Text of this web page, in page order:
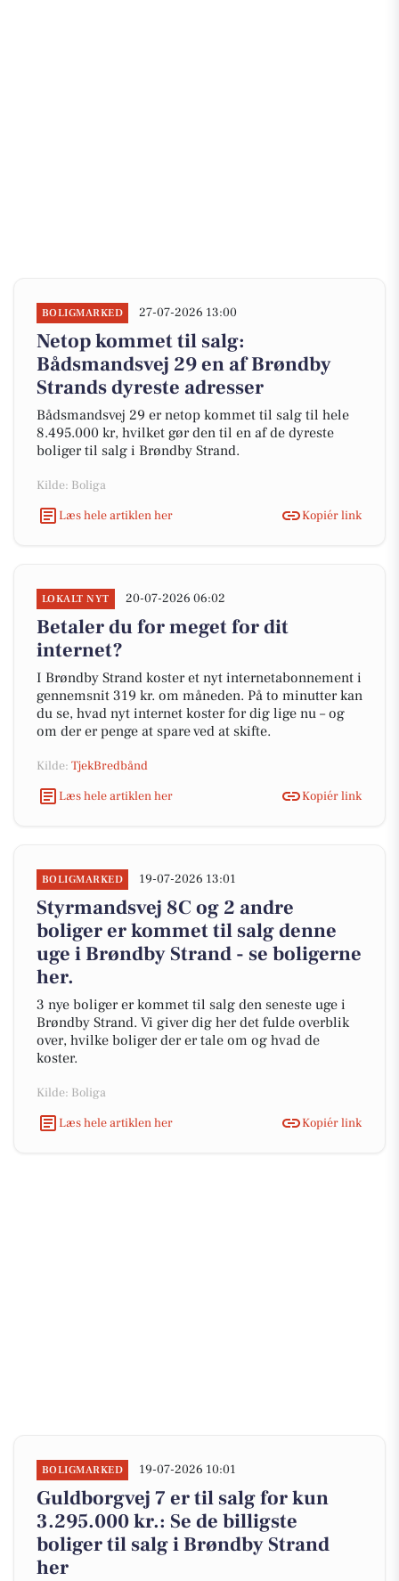
BOLIGMARKED 27-07-2026 13:00
Netop kommet til salg:
Bådsmandsvej 29 en af Brøndby
Strands dyreste adresser
Bådsmandsvej 29 er netop kommet til salg til hele
8.495.000 kr, hvilket gør den til en af de dyreste
boliger til salg i Brøndby Strand.
Kilde: Boliga
Læs hele artiklen her
Kopiér link
LOKALT NYT 20-07-2026 06:02
Betaler du for meget for dit
internet?
I Brøndby Strand koster et nyt internetabonnement i
gennemsnit 319 kr. om måneden. På to minutter kan
du se, hvad nyt internet koster for dig lige nu – og
om der er penge at spare ved at skifte.
Kilde: TjekBredbånd
Læs hele artiklen her
Kopiér link
BOLIGMARKED 19-07-2026 13:01
Styrmandsvej 8C og 2 andre
boliger er kommet til salg denne
uge i Brøndby Strand - se boligerne
her.
3 nye boliger er kommet til salg den seneste uge i
Brøndby Strand. Vi giver dig her det fulde overblik
over, hvilke boliger der er tale om og hvad de
koster.
Kilde: Boliga
Læs hele artiklen her
Kopiér link
BOLIGMARKED 19-07-2026 10:01
Guldborgvej 7 er til salg for kun
3.295.000 kr.: Se de billigste
boliger til salg i Brøndby Strand
her